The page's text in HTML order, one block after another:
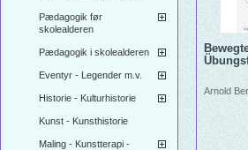
Pædagogik før
skolealderen
Pædagogik i skolealderen
Eventyr - Legender m.v.
Historie - Kulturhistorie
Kunst - Kunsthistorie
Maling - Kunstterapi -
Arnold